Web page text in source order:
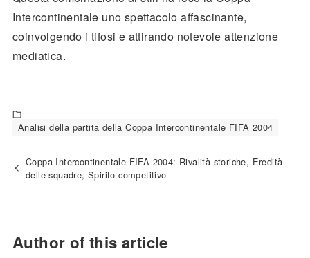
Intercontinentale uno spettacolo affascinante,
coinvolgendo i tifosi e attirando notevole attenzione
mediatica.
Analisi della partita della Coppa Intercontinentale FIFA 2004
Coppa Intercontinentale FIFA 2004: Rivalità storiche, Eredità
delle squadre, Spirito competitivo
Author of this article